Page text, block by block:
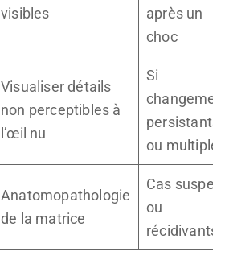
visibles
après un
choc
Visualiser détails
non perceptibles à
l’œil nu
Si
persistants
ou
Anatomopathologie
de la matrice
Cas
ou
récidivants